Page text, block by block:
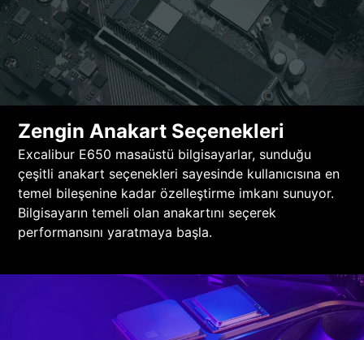
Zengin Anakart Seçenekleri
Excalibur E650 masaüstü bilgisayarlar, sunduğu
çeşitli anakart seçenekleri sayesinde kullanıcısına en
temel bileşenine kadar özelleştirme imkanı sunuyor.
Bilgisayarın temeli olan anakartını seçerek
performansını yaratmaya başla.